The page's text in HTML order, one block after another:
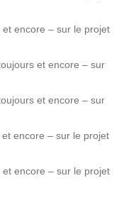
encore – sur le projet
et encore – sur
et encore – sur
encore – sur le projet
encore – sur le projet